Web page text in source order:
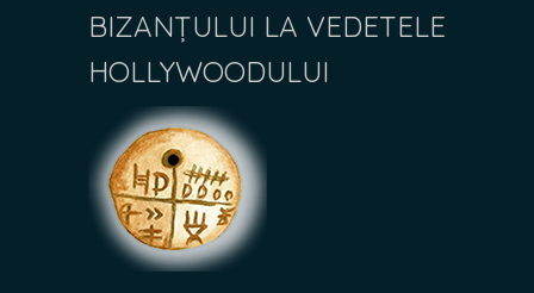
BIZANȚULUI LA VEDETELE
HOLLYWOODULUI